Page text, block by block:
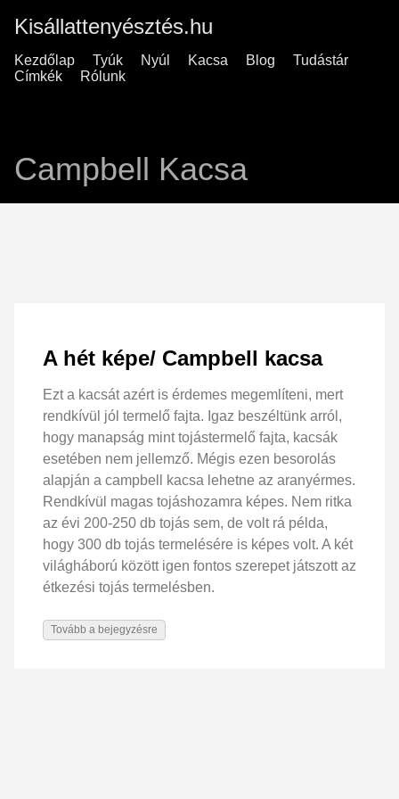
Kisállattenyésztés.hu
Kezdőlap Tyúk Nyúl Kacsa Blog
Tudástár
Címkék
Rólunk
Campbell Kacsa
A hét képe/ Campbell kacsa
Ezt a kacsát azért is érdemes megemlíteni, mert
rendkívül jól termelő fajta. Igaz beszéltünk arról,
hogy manapság mint tojástermelő fajta, kacsák
esetében nem jellemző. Mégis ezen besorolás
alapján a campbell kacsa lehetne az aranyérmes.
Rendkívül magas tojáshozamra képes. Nem ritka
az évi 200-250 db tojás sem, de volt rá példa,
hogy 300 db tojás termelésére is képes volt. A két
világháború között igen fontos szerepet játszott az
étkezési tojás termelésben.
Tovább a bejegyzésre